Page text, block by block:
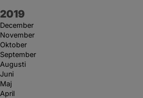
År:
2019
December
November
Oktober
September
Augusti
Juni
Maj
April